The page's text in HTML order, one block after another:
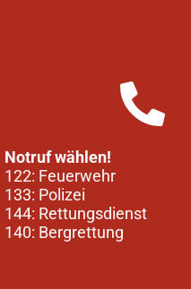
Notruf wählen!
122: Feuerwehr
133: Polizei
144: Rettungsdienst
140: Bergrettung